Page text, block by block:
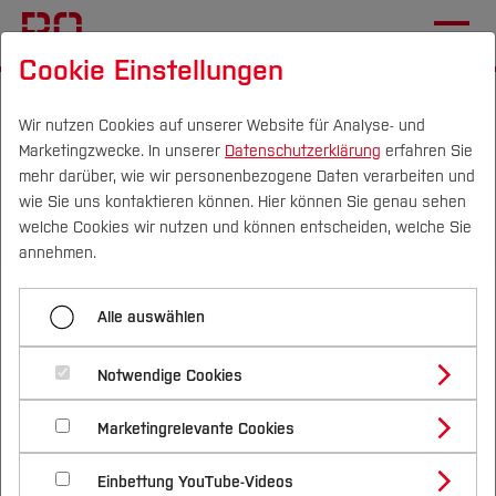
Campus Personen DE|EN Quicklinks
Studium
Studienangebote
Bachelorstudiengänge
Masterstudiengänge
Vor dem Studium
Bewerben & Einschreiben
Bewerbungsportal
Im Studium
Studienbüros und Prüfungen
Nach dem Studium
Forschung & Transfer
Profil
Forschungs- und Transferprofil
Schwerpunkte (FuT)
Beratung & Förderung
Nachhaltigkeit
Nachhaltigkeit studieren
International
Hochschulkommunikation
Pressemitteilungen
Menü aufklappen
2025
2024
2023
2022
Materialwende in der
Architektur
02.06.2023PRESSEMITTEILUNG, FB A | intern
AMM-Reallabor aus Bochum in der
Cookie Einstellungen
Wir nutzen Cookies auf unserer Website für Analyse- und
Marketingzwecke. In unserer Datenschutzerklärung erfahren Sie
mehr darüber, wie wir personenbezogene Daten verarbeiten und
wie Sie uns kontaktieren können. Hier können Sie genau sehen
welche Cookies wir nutzen und können entscheiden, welche Sie
annehmen.
Alle auswählen
Notwendige Cookies
Marketingrelevante Cookies
Einbettung YouTube-Videos